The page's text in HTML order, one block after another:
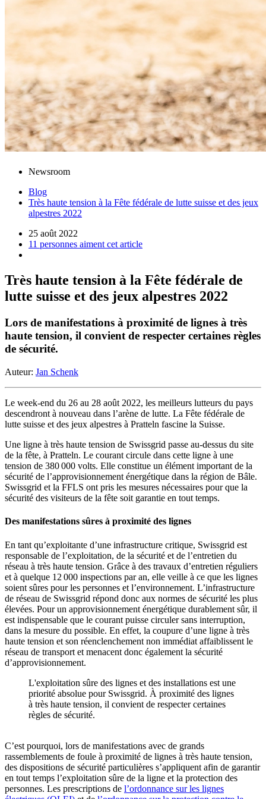
Newsroom
Blog
Très haute tension à la Fête fédérale de lutte suisse et des jeux
alpestres 2022
25 août 2022
11 personnes aiment cet article
Très haute tension à la Fête fédérale de
lutte suisse et des jeux alpestres 2022
Lors de manifestations à proximité de lignes à très
haute tension, il convient de respecter certaines règles
de sécurité.
Auteur: Jan Schenk
Le week-end du 26 au 28 août 2022, les meilleurs lutteurs du pays
descendront à nouveau dans l’arène de lutte. La Fête fédérale de
lutte suisse et des jeux alpestres à Pratteln fascine la Suisse.
Une ligne à très haute tension de Swissgrid passe au-dessus du site
de la fête, à Pratteln. Le courant circule dans cette ligne à une
tension de 380 000 volts. Elle constitue un élément important de la
sécurité de l’approvisionnement énergétique dans la région de Bâle.
Swissgrid et la FFLS ont pris les mesures nécessaires pour que la
sécurité des visiteurs de la fête soit garantie en tout temps.
Des manifestations sûres à proximité des lignes
En tant qu’exploitante d’une infrastructure critique, Swissgrid est
responsable de l’exploitation, de la sécurité et de l’entretien du
réseau à très haute tension. Grâce à des travaux d’entretien réguliers
et à quelque 12 000 inspections par an, elle veille à ce que les lignes
soient sûres pour les personnes et l’environnement. L’infrastructure
de réseau de Swissgrid répond donc aux normes de sécurité les plus
élevées. Pour un approvisionnement énergétique durablement sûr, il
est indispensable que le courant puisse circuler sans interruption,
dans la mesure du possible. En effet, la coupure d’une ligne à très
haute tension et son réenclenchement non immédiat affaiblissent le
réseau de transport et menacent donc également la sécurité
d’approvisionnement.
L'exploitation sûre des lignes et des installations est une
priorité absolue pour Swissgrid. À proximité des lignes
à très haute tension, il convient de respecter certaines
règles de sécurité.
C’est pourquoi, lors de manifestations avec de grands
rassemblements de foule à proximité de lignes à très haute tension,
des dispositions de sécurité particulières s’appliquent afin de garantir
en tout temps l’exploitation sûre de la ligne et la protection des
personnes. Les prescriptions de l’ordonnance sur les lignes